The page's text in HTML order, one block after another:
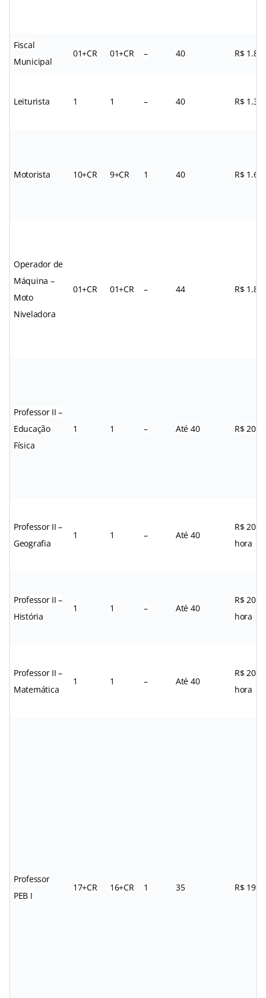
Fiscal
Municipal
01+CR 01+CR – 40 R$
Leiturista 1 1 – 40 R$
Motorista 10+CR 9+CR 1 40 R$
Operador de
Máquina –
Moto
Niveladora
01+CR 01+CR – 44 R$
Professor II –
Educação
Física
1 1 – Até 40 R$
Professor II –
Geografia
1 1 – Até 40
R$
hora
Professor II –
História
1 1 – Até 40
R$
hora
Professor II –
Matemática
1 1 – Até 40
R$
hora
Professor
PEB I
17+CR 16+CR 1 35 R$